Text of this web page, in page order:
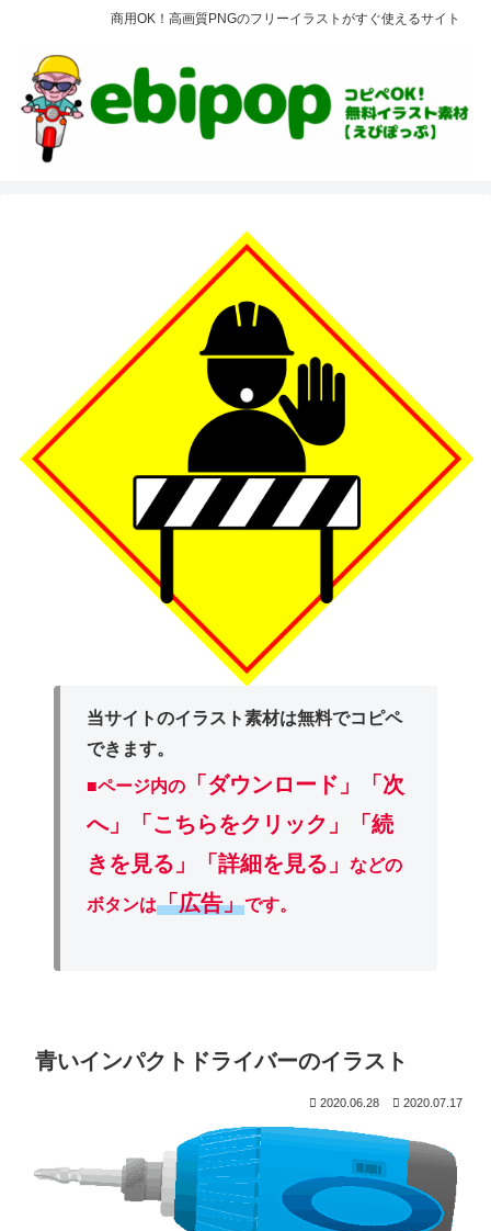
商用OK！高画質PNGのフリーイラストがすぐ使えるサイト
当サイトのイラスト素材は無料でコピペ
できます。
■ページ内の
「ダウンロード」
「次
へ」「こちらをクリック」「続
きを見る」「詳細を見る」などの
ボタンは「広告」です。
青いインパクトドライバーのイラスト
2020.06.28 2020.07.17